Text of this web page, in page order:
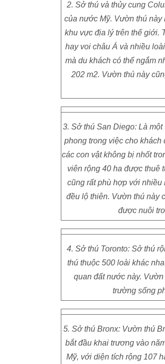
2. Sở thú và thủy cung
của nước Mỹ. Vườn thú này
khu vực địa lý trên thế giới.
hay voi châu Á và nhiều
mà du khách có thể ngắm
202 m2. Vườn thú này
3. Sở thú San Diego: Là
phong trong việc cho
các con vật không bị nhốt
viên rộng 40 ha được thuê
cũng rất phù hợp với nhiều
đều lộ thiên. Vườn thú này
được nuôi
4. Sở thú Toronto: Sở thú
thú thuộc 500 loài khác
quan đất nước này.
trường sống
5. Sở thú Bronx: Vườn thú
bắt đầu khai trương vào
Mỹ, với diện tích rộng 107